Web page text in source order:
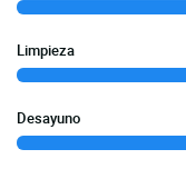
Limpieza
Desayuno